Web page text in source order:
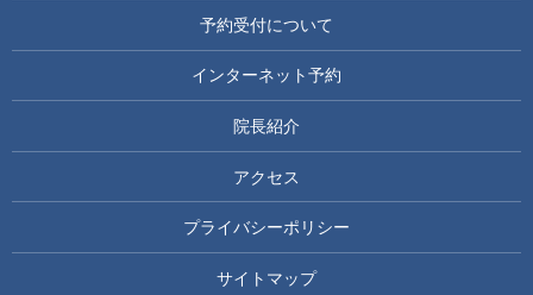
予約受付について
インターネット予約
院長紹介
アクセス
プライバシーポリシー
サイトマップ